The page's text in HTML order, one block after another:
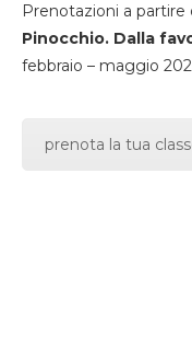
Prenotazioni a partire
Pinocchio. Dalla
febbraio – maggio
prenota la tua